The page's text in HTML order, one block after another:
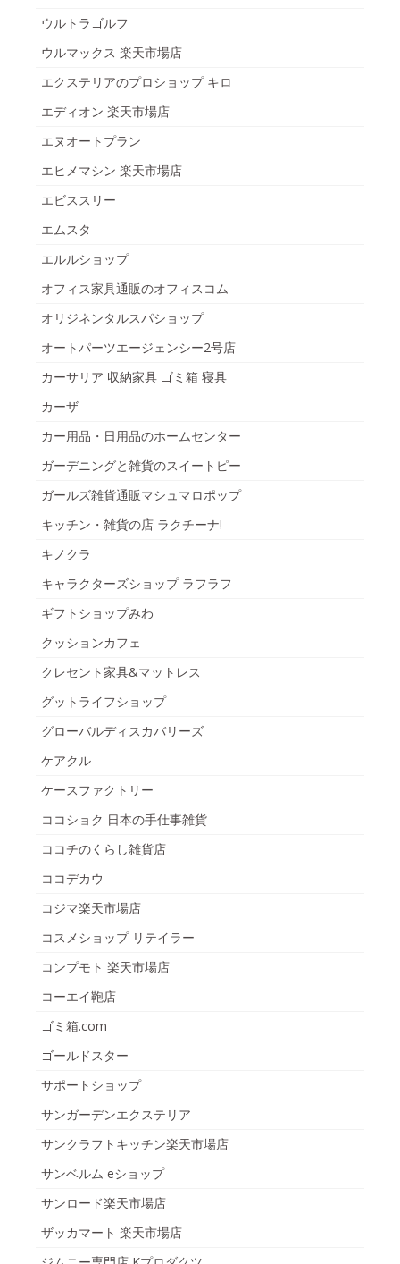
ウルトラゴルフ
ウルマックス 楽天市場店
エクステリアのプロショップ キロ
エディオン 楽天市場店
エヌオートプラン
エヒメマシン 楽天市場店
エビススリー
エムスタ
エルルショップ
オフィス家具通販のオフィスコム
オリジネンタルスパショップ
オートパーツエージェンシー2号店
カーサリア 収納家具 ゴミ箱 寝具
カーザ
カー用品・日用品のホームセンター
ガーデニングと雑貨のスイートピー
ガールズ雑貨通販マシュマロポップ
キッチン・雑貨の店 ラクチーナ!
キノクラ
キャラクターズショップ ラフラフ
ギフトショップみわ
クッションカフェ
クレセント家具&マットレス
グットライフショップ
グローバルディスカバリーズ
ケアクル
ケースファクトリー
ココショク 日本の手仕事雑貨
ココチのくらし雑貨店
ココデカウ
コジマ楽天市場店
コスメショップ リテイラー
コンプモト 楽天市場店
コーエイ鞄店
ゴミ箱.com
ゴールドスター
サポートショップ
サンガーデンエクステリア
サンクラフトキッチン楽天市場店
サンベルム eショップ
サンロード楽天市場店
ザッカマート 楽天市場店